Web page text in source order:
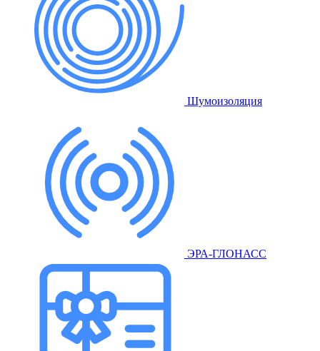
Шумоизоляция
ЭРА-ГЛОНАСС